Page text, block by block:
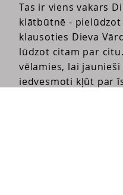
Tas ir viens vakars
klātbūtnē - pielūdzot
klausoties Dieva
lūdzot citam par
vēlamies, lai
iedvesmoti kļūt par